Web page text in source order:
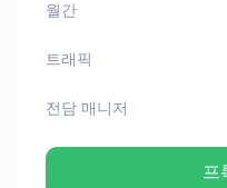
월간
트래픽
전담 매니저
프